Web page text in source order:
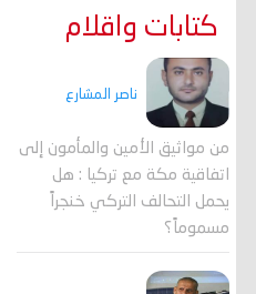
كتابات واقلام
ناصر المشارع
من مواثيق الأمين والمأمون إلى
اتفاقية مكة مع تركيا : هل
يحمل التحالف التركي خنجراً
مسموماً؟